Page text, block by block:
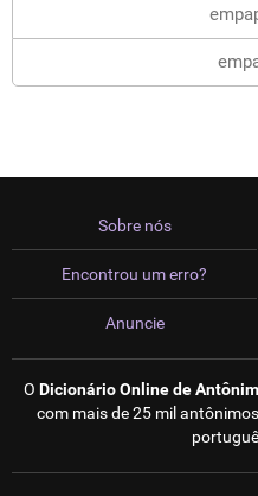
Sobre nós
Encontrou um erro?
Anuncie
O Dicionário Online de
com mais de 25 mil